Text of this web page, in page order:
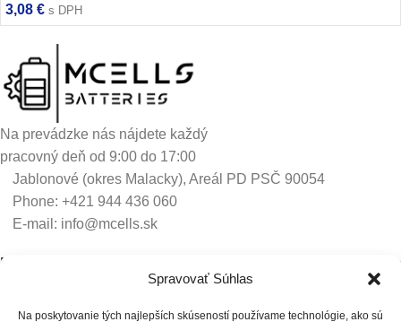
Spravovať Súhlas
Na poskytovanie tých najlepších skúseností používame technológie, ako sú
3,08 € s DPH
Na prevádzke nás nájdete každý
pracovný deň od 9:00 do 17:00
Jablonové (okres Malacky), Areál PD PSČ 90054
Phone: +421 944 436 060
E-mail: info@mcells.sk
Rýchle odkazy